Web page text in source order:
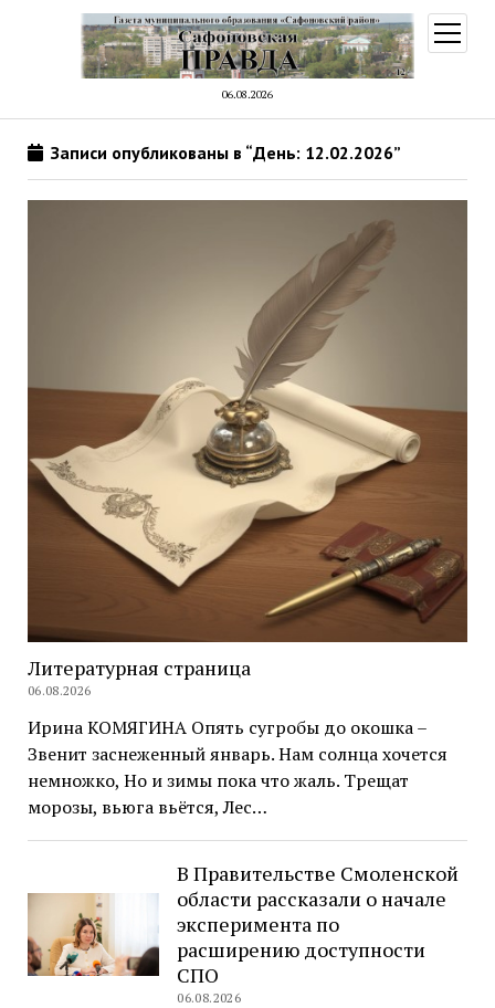
06.08.2026
меню
Записи опубликованы в “День: 12.02.2026”
Литературная страница
06.08.2026
Ирина КОМЯГИНА Опять сугробы до окошка –
Звенит заснеженный январь. Нам солнца хочется
немножко, Но и зимы пока что жаль. Трещат
морозы, вьюга вьётся, Лес…
В Правительстве Смоленской
области рассказали о начале
эксперимента по
расширению доступности
СПО
06.08.2026